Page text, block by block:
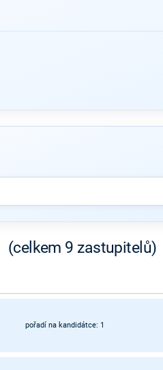
(celkem 9 zastupitelů)
pořadí na kandidátce: 1